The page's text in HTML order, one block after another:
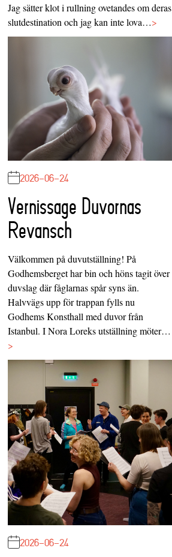
Jag sätter klot i rullning ovetandes om deras
slutdestination och jag kan inte lova…>
2026-06-24
Vernissage Duvornas
Revansch
Välkommen på duvutställning! På
Godhemsberget har bin och höns tagit över
duvslag där fåglarnas spår syns än.
Halvvägs upp för trappan fylls nu
Godhems Konsthall med duvor från
Istanbul. I Nora Loreks utställning möter…
>
2026-06-24